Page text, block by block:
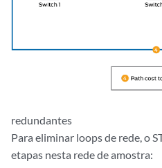
redundantes
Para eliminar loops de rede, o
etapas nesta rede de amostra: